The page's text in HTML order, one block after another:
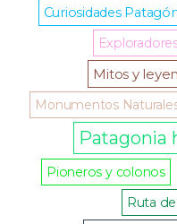
Curiosidades
Mitos y
Monumentos
Patagonia
Pioneros y colonos
Ruta